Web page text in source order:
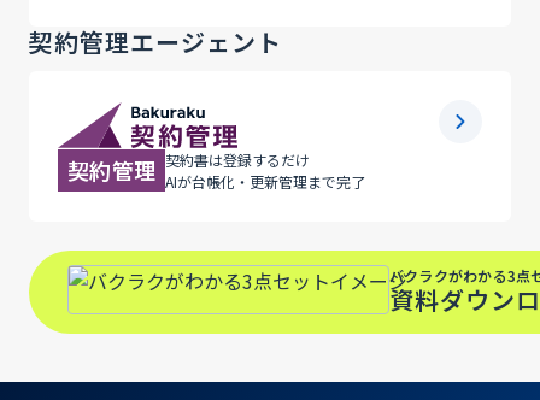
契約管理エージェント
契約管理 契約書は登録するだけ
AIが台帳化・更新管理まで完了
バクラクがわかる3点
資料ダウン